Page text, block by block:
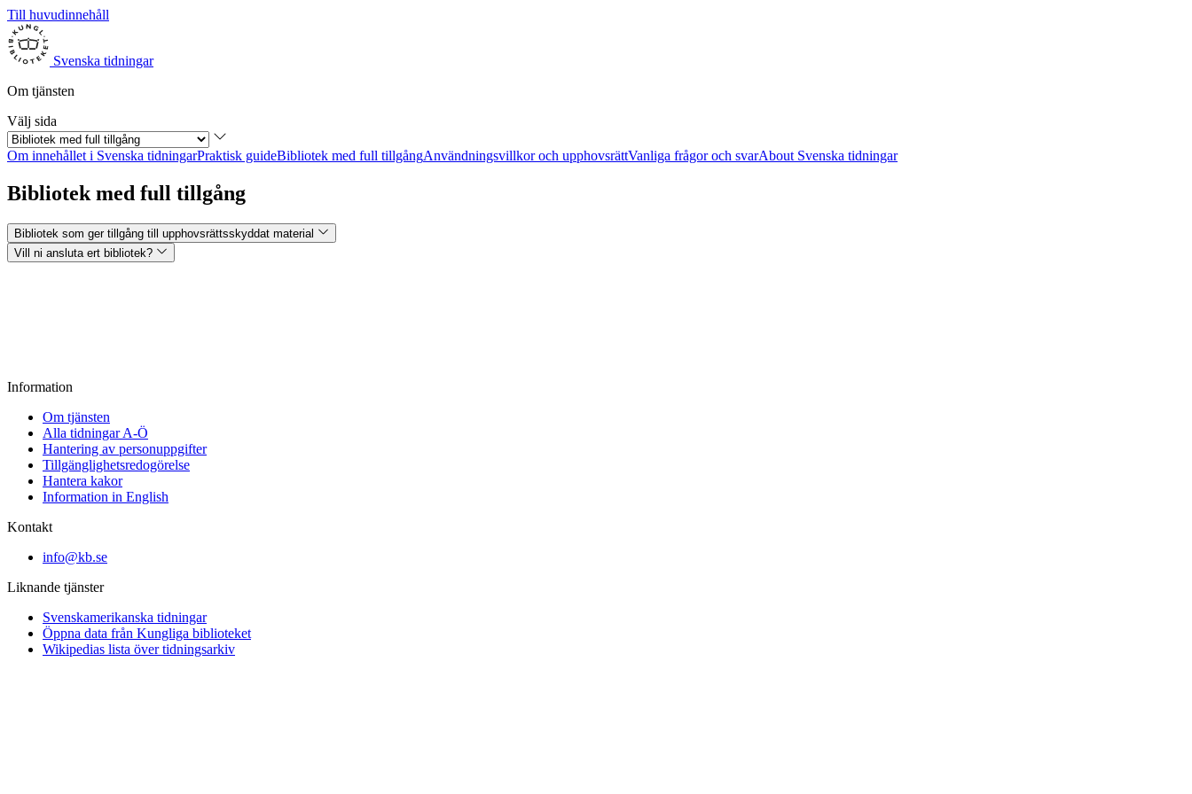
Till huvudinnehåll
Svenska tidningar
Om tjänsten
Välj sida
Om innehållet i Svenska tidningarPraktisk guideBibliotek med full tillgångAnvändningsvillkor och upphovsrättVanliga frågor och svarAbout Svenska tidningar
Bibliotek med full tillgång
Bibliotek som ger tillgång till upphovsrättsskyddat material
Vill ni ansluta ert bibliotek?
Information
Om tjänsten
Alla tidningar A-Ö
Hantering av personuppgifter
Tillgänglighetsredogörelse
Hantera kakor
Information in English
Kontakt
info@kb.se
Liknande tjänster
Svenskamerikanska tidningar
Öppna data från Kungliga biblioteket
Wikipedias lista över tidningsarkiv